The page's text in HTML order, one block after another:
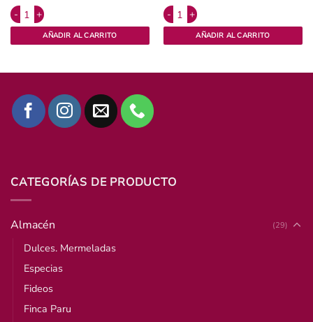
Orégano en hojas x 50 grs, Finca Paru. cantidad
AÑADIR AL CARRITO
Provenzal orgánico x 50grs Finca
AÑADIR AL CARRITO
Oryza Agroecológico cantidad
CATEGORÍAS DE PRODUCTO
Almacén (29)
Dulces. Mermeladas
Especias
Fideos
Finca Paru